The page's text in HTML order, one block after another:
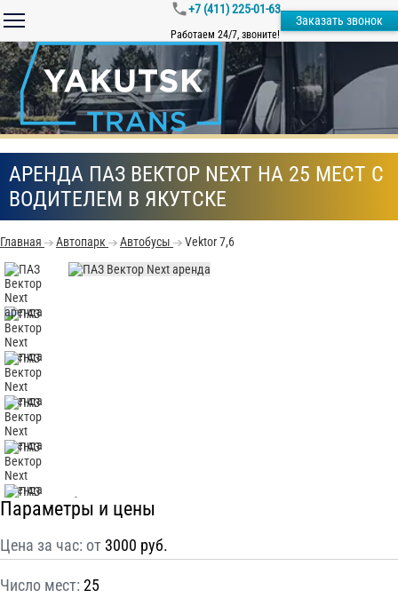
+7 (411) 225-01-63
Работаем 24/7, звоните!
Заказать звонок
АРЕНДА ПАЗ ВЕКТОР NEXT НА 25 МЕСТ С
ВОДИТЕЛЕМ В ЯКУТСКЕ
Главная Автопарк Автобусы Vektor 7,6
Параметры и цены
Цена за час: от 3000 руб.
Число мест: 25